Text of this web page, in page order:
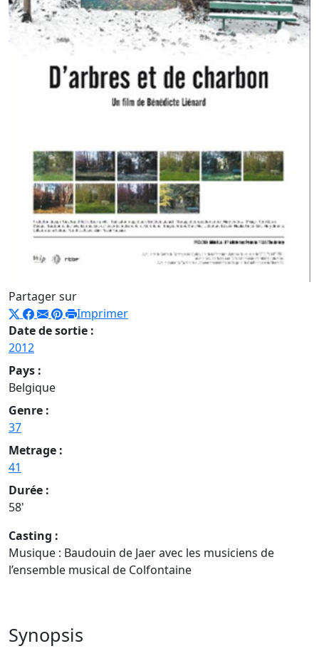
Partager sur
Imprimer
Date de sortie :
2012
Pays :
Belgique
Genre :
37
Metrage :
41
Durée :
58'
Casting :
Musique : Baudouin de Jaer avec les musiciens de
l’ensemble musical de Colfontaine
Synopsis